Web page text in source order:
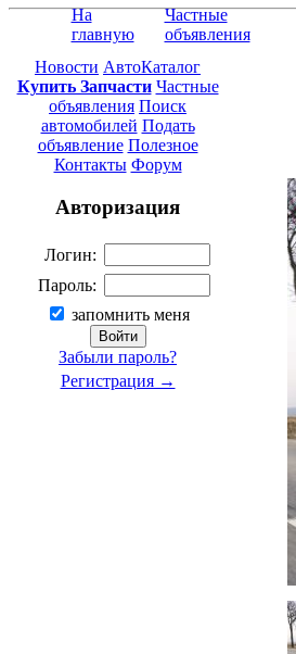
На
главную
Частные
объявления
Новости АвтоКаталог
Купить Запчасти Частные
объявления Поиск
автомобилей Подать
объявление Полезное
Контакты Форум
Авторизация
Логин:
Пароль:
запомнить меня
Забыли пароль?
Регистрация →